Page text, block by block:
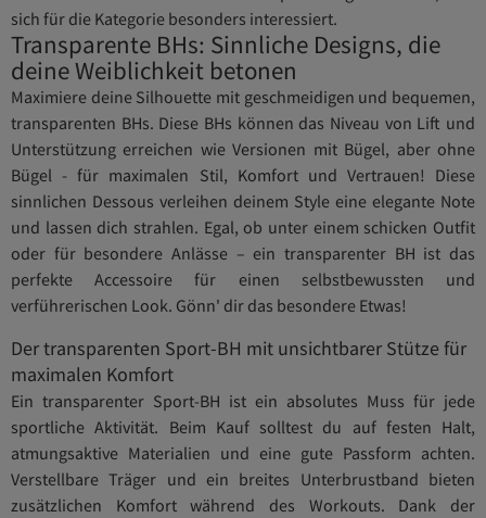
sich für die Kategorie besonders interessiert.
Transparente BHs: Sinnliche Designs, die
deine Weiblichkeit betonen
Maximiere deine Silhouette mit geschmeidigen und bequemen,
transparenten BHs. Diese BHs können das Niveau von Lift und
Unterstützung erreichen wie Versionen mit Bügel, aber ohne
Bügel - für maximalen Stil, Komfort und Vertrauen! Diese
sinnlichen Dessous verleihen deinem Style eine elegante Note
und lassen dich strahlen. Egal, ob unter einem schicken Outfit
oder für besondere Anlässe – ein transparenter BH ist das
perfekte Accessoire für einen selbstbewussten und
verführerischen Look. Gönn' dir das besondere Etwas!
Der transparenten Sport-BH mit unsichtbarer Stütze für
maximalen Komfort
Ein transparenter Sport-BH ist ein absolutes Muss für jede
sportliche Aktivität. Beim Kauf solltest du auf festen Halt,
atmungsaktive Materialien und eine gute Passform achten.
Verstellbare Träger und ein breites Unterbrustband bieten
zusätzlichen Komfort während des Workouts. Dank der